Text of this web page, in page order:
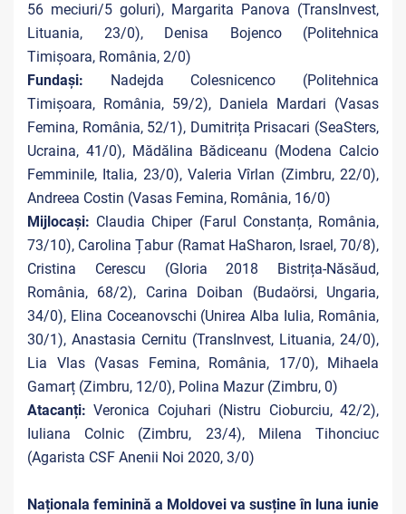
56 meciuri/5 goluri), Margarita Panova (TransInvest,
Lituania, 23/0), Denisa Bojenco (Politehnica
Timișoara, România, 2/0)
Fundași: Nadejda Colesnicenco (Politehnica
Timișoara, România, 59/2), Daniela Mardari (Vasas
Femina, România, 52/1), Dumitrița Prisacari (SeaSters,
Ucraina, 41/0), Mădălina Bădiceanu (Modena Calcio
Femminile, Italia, 23/0), Valeria Vîrlan (Zimbru, 22/0),
Andreea Costin (Vasas Femina, România, 16/0)
Mijlocași: Claudia Chiper (Farul Constanța, România,
73/10), Carolina Țabur (Ramat HaSharon, Israel, 70/8),
Cristina Cerescu (Gloria 2018 Bistrița-Năsăud,
România, 68/2), Carina Doiban (Budaörsi, Ungaria,
34/0), Elina Coceanovschi (Unirea Alba Iulia, România,
30/1), Anastasia Cernitu (TransInvest, Lituania, 24/0),
Lia Vlas (Vasas Femina, România, 17/0), Mihaela
Gamarț (Zimbru, 12/0), Polina Mazur (Zimbru, 0)
Atacanți: Veronica Cojuhari (Nistru Cioburciu, 42/2),
Iuliana Colnic (Zimbru, 23/4), Milena Tihonciuc
(Agarista CSF Anenii Noi 2020, 3/0)
Naționala feminină a Moldovei va susține în luna iunie